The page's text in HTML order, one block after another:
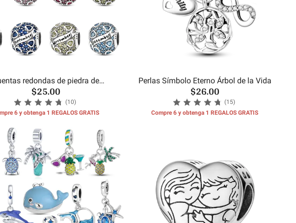
redondas de piedra de
cumpleaños del mes
$25.00
(10)
6 y obtenga 1 REGALOS GRATIS
Perlas Símbolo Eterno Árbol de la Vida
$26.00
(15)
Compre 6 y obtenga 1 REGALOS GRATIS